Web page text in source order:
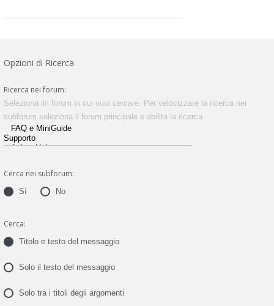
Opzioni di Ricerca
Ricerca nei forum:
Seleziona il/i forum in cui vuoi cercare. Per velocizzare la ricerca nei
subforum seleziona il forum principale e abilita la ricerca.
Cerca nei subforum:
Sì No
Cerca:
Titolo e testo del messaggio
Solo il testo del messaggio
Solo tra i titoli degli argomenti